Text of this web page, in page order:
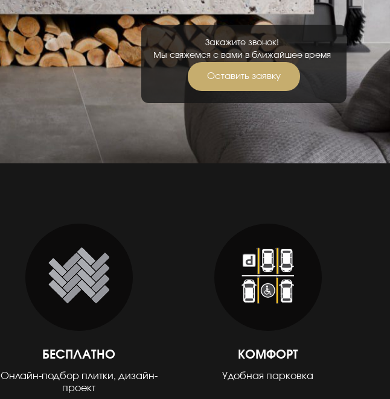
Закажите звонок!
Мы свяжемся с вами в ближайшее время
Оставить заявку
БЕСПЛАТНО
Онлайн-подбор плитки, дизайн-
проект
КОМФОРТ
Удобная парковка